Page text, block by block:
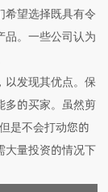
希望选择既具有令
品。一些公司认为
以发现其优点。保
多的买家。虽然剪
是不会打动您的
大量投资的情况下